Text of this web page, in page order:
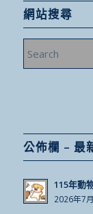
網站搜尋
公佈欄 – 最
115年動
2026年7